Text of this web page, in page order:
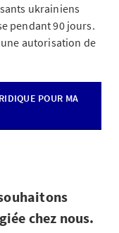
ukrainiens
pendant 90 jours.
autorisation de
POUR MA
chez nous.